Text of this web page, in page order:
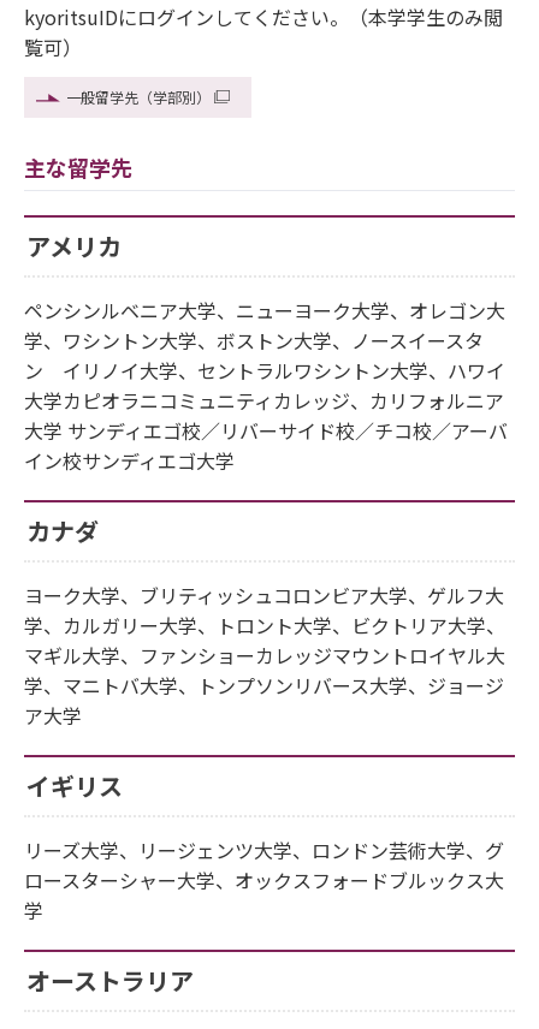
kyoritsuIDにログインしてください。（本学学生のみ閲
覧可）
一般留学先（学部別）
主な留学先
アメリカ
ペンシンルベニア大学、ニューヨーク大学、オレゴン大
学、ワシントン大学、ボストン大学、ノースイースタ
ン イリノイ大学、セントラルワシントン大学、ハワイ
大学カピオラニコミュニティカレッジ、カリフォルニア
大学 サンディエゴ校／リバーサイド校／チコ校／アーバ
イン校サンディエゴ大学
カナダ
ヨーク大学、ブリティッシュコロンビア大学、ゲルフ大
学、カルガリー大学、トロント大学、ビクトリア大学、
マギル大学、ファンショーカレッジマウントロイヤル大
学、マニトバ大学、トンプソンリバース大学、ジョージ
ア大学
イギリス
リーズ大学、リージェンツ大学、ロンドン芸術大学、グ
ロースターシャー大学、オックスフォードブルックス大
学
オーストラリア